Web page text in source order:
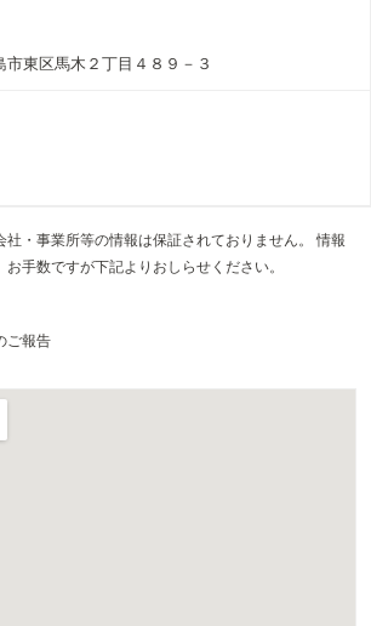
市東区馬木２丁目４８９－３
社・事業所等の情報は保証されておりません。 情報
手数ですが下記よりおしらせください。
ご報告